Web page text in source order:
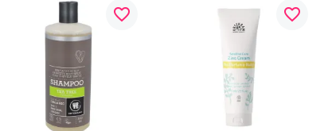
favorite_border favorite_border